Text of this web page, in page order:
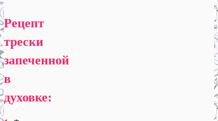
Рецепт
трески
запеченной
в
духовке: